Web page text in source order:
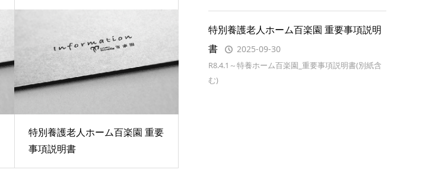
特別養護老人ホーム百楽園 重要
事項説明書
特別養護老人ホーム百楽園 重要事項説明
書
2025-09-30
R8.4.1～特養ホーム百楽園_重要事項説明書(別紙含
む)